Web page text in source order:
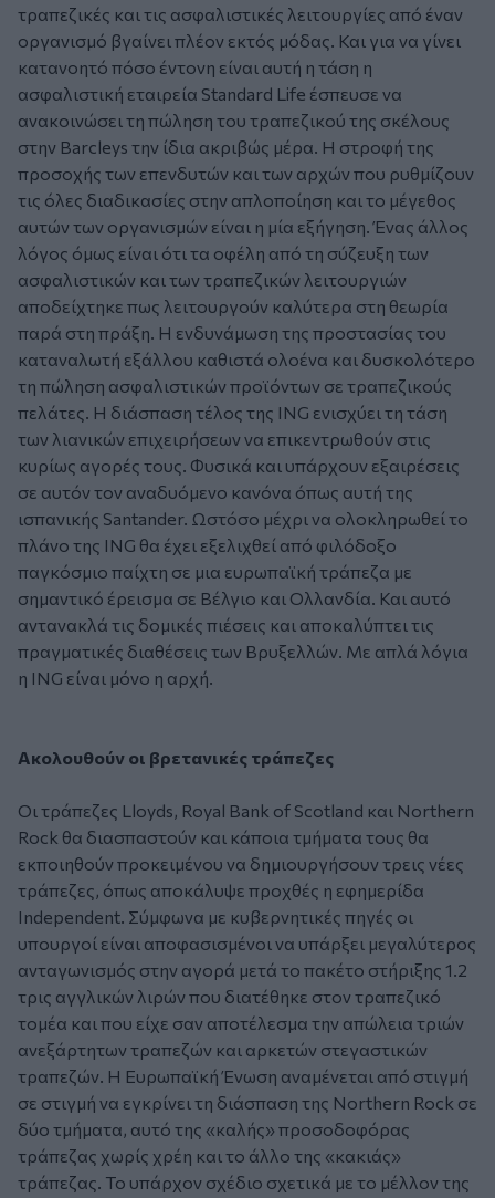
τραπεζικές και τις ασφαλιστικές λειτουργίες από έναν
οργανισμό βγαίνει πλέον εκτός μόδας. Και για να γίνει
κατανοητό πόσο έντονη είναι αυτή η τάση η
ασφαλιστική εταιρεία Standard Life έσπευσε να
ανακοινώσει τη πώληση του τραπεζικού της σκέλους
στην Barcleys την ίδια ακριβώς μέρα. Η στροφή της
προσοχής των επενδυτών και των αρχών που ρυθμίζουν
τις όλες διαδικασίες στην απλοποίηση και το μέγεθος
αυτών των οργανισμών είναι η μία εξήγηση. Ένας άλλος
λόγος όμως είναι ότι τα οφέλη από τη σύζευξη των
ασφαλιστικών και των τραπεζικών λειτουργιών
αποδείχτηκε πως λειτουργούν καλύτερα στη θεωρία
παρά στη πράξη. Η ενδυνάμωση της προστασίας του
καταναλωτή εξάλλου καθιστά ολοένα και δυσκολότερο
τη πώληση ασφαλιστικών προϊόντων σε τραπεζικούς
πελάτες. Η διάσπαση τέλος της ING ενισχύει τη τάση
των λιανικών επιχειρήσεων να επικεντρωθούν στις
κυρίως αγορές τους. Φυσικά και υπάρχουν εξαιρέσεις
σε αυτόν τον αναδυόμενο κανόνα όπως αυτή της
ισπανικής Santander. Ωστόσο μέχρι να ολοκληρωθεί το
πλάνο της ING θα έχει εξελιχθεί από φιλόδοξο
παγκόσμιο παίχτη σε μια ευρωπαϊκή τράπεζα με
σημαντικό έρεισμα σε Βέλγιο και Ολλανδία. Και αυτό
αντανακλά τις δομικές πιέσεις και αποκαλύπτει τις
πραγματικές διαθέσεις των Βρυξελλών. Με απλά λόγια
η ING είναι μόνο η αρχή.
Ακολουθούν οι βρετανικές τράπεζες
Οι τράπεζες Lloyds, Royal Bank of Scotland και Northern
Rock θα διασπαστούν και κάποια τμήματα τους θα
εκποιηθούν προκειμένου να δημιουργήσουν τρεις νέες
τράπεζες, όπως αποκάλυψε προχθές η εφημερίδα
Independent. Σύμφωνα με κυβερνητικές πηγές οι
υπουργοί είναι αποφασισμένοι να υπάρξει μεγαλύτερος
ανταγωνισμός στην αγορά μετά το πακέτο στήριξης 1.2
τρις αγγλικών λιρών που διατέθηκε στον τραπεζικό
τομέα και που είχε σαν αποτέλεσμα την απώλεια τριών
ανεξάρτητων τραπεζών και αρκετών στεγαστικών
τραπεζών. Η Ευρωπαϊκή Ένωση αναμένεται από στιγμή
σε στιγμή να εγκρίνει τη διάσπαση της Northern Rock σε
δύο τμήματα, αυτό της «καλής» προσοδοφόρας
τράπεζας χωρίς χρέη και το άλλο της «κακιάς»
τράπεζας. Το υπάρχον σχέδιο σχετικά με το μέλλον της